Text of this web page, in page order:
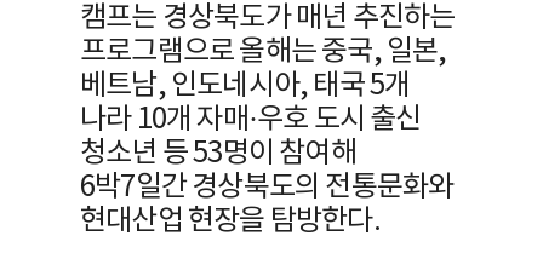
캠프는 경상북도가 매년 추진하는
프로그램으로 올해는 중국, 일본,
베트남, 인도네시아, 태국 5개
나라 10개 자매·우호 도시 출신
청소년 등 53명이 참여해
6박7일간 경상북도의 전통문화와
현대산업 현장을 탐방한다.